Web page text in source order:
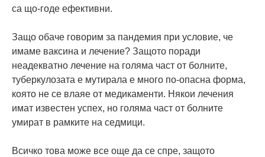
са що-годе ефективни.
Защо обаче говорим за пандемия при условие, че
имаме ваксина и лечение? Защото поради
неадекватно лечение на голяма част от болните,
туберкулозата е мутирала е много по-опасна форма,
която не се влаяе от медикаменти. Някои лечения
имат известен успех, но голяма част от болните
умират в рамките на седмици.
Всичко това може все още да се спре, защото